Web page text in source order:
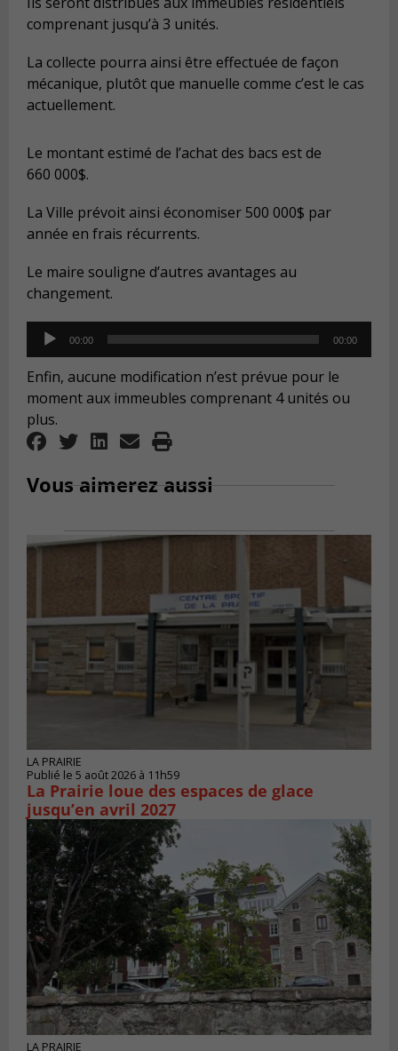
comprenant jusqu’à 3 unités.
La collecte pourra ainsi être effectuée de façon
mécanique, plutôt que manuelle comme c’est le cas
actuellement.
Le montant estimé de l’achat des bacs est de
660 000$.
La Ville prévoit ainsi économiser 500 000$ par
année en frais récurrents.
Le maire souligne d’autres avantages au
changement.
Audio
Player
00:00 00:00
Enfin, aucune modification n’est prévue pour le
moment aux immeubles comprenant 4 unités ou
plus.
Vous aimerez aussi
LA PRAIRIE
Publié le 5 août 2026 à 11h59
La Prairie loue des espaces de glace
jusqu’en avril 2027
LA PRAIRIE